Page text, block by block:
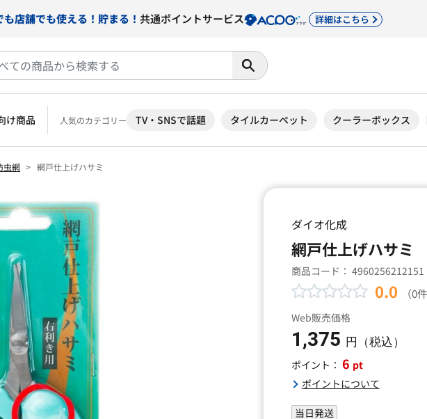
店舗でも使える！貯まる！ 共通ポイントサービス 詳細はこちら
け商品 人気のカテゴリー TV・SNSで話題 タイルカーペット クーラーボックス
虫網 網戸仕上げハサミ
ダイオ化成
網戸仕上げハサミ
商品コード： 4960256212151
0.0 （0
Web販売価格
1,375 円（税込）
ポイント： 6 pt
ポイントについて
当日発送